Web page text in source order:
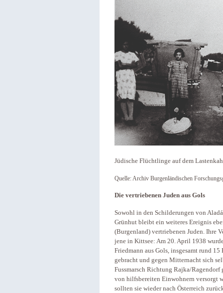
Jüdische Flüchtlinge auf dem
Quelle: Archiv Burgenländischen
Die vertriebenen Juden aus Gols
Sowohl in den Schilderungen von
Grünhut bleibt ein weiteres Ereignis
(Burgenland) vertriebenen Juden. Ihre
jene in Kittsee: Am 20. April 1938
Friedmann aus Gols, insgesamt rund
gebracht und gegen Mitternacht sich
Fussmarsch Richtung Rajka/
von hilfsbereiten Einwohnern versorgt
sollten sie wieder nach Österreich